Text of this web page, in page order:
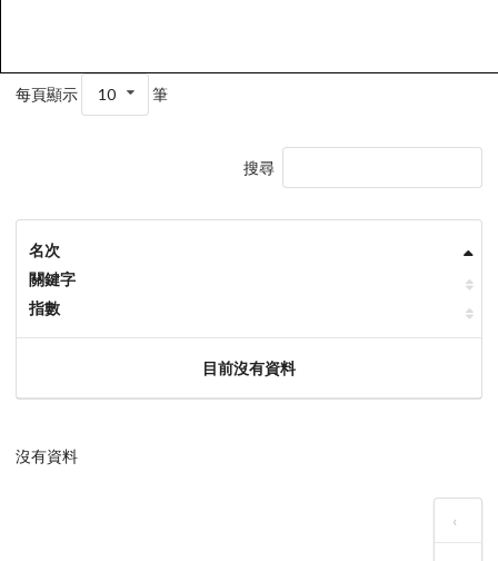
每頁顯示 10 筆
搜尋
名次
關鍵字
指數
目前沒有資料
沒有資料
‹